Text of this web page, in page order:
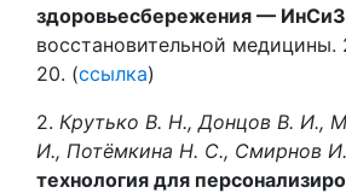
здоровьесбережения — ИнСиЗ
восстановительной медицины.
20. (ссылка)
2. Крутько В. Н., Донцов В. И.,
И., Потёмкина Н. С., Смирнов
технология для